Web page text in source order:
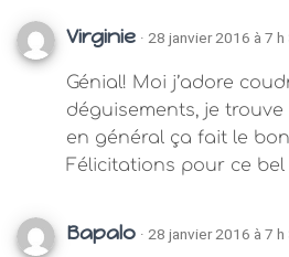
Virginie · 28 janvier 2016 à 7 h
Génial! Moi j’adore
déguisements, je
en général ça fait le
Félicitations pour ce bel
Bapalo · 28 janvier 2016 à 7 h